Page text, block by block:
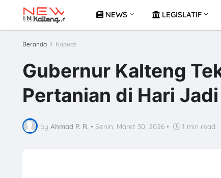
NEWS LEGISLATIF
Beranda Kapuas
Gubernur Kalteng
Pertanian di Hari
by Ahmad P. R. • Senin, Maret 30, 2026 • 1 min read